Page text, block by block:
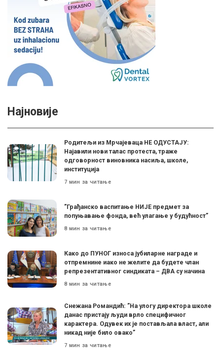
Најновије
Родитељи из Мрчајеваца НЕ ОДУСТАЈУ:
Најавили нови талас протеста, траже
одговорност виновника насиља, школе,
институција
7 мин за читање
”Грађанско васпитање НИЈЕ предмет за
попуњавање фонда, већ улагање у будућност”
8 мин за читање
Како до ПУНОГ износа јубиларне награде и
отпремнине иако не желите да будете члан
репрезентативног синдиката – ДВА су начина
8 мин за читање
Снежана Романдић: ”На улогу директора школе
данас пристају људи врло специфичног
карактера. Одувек их је постављала власт, али
никад није било овако”
7 мин за читање